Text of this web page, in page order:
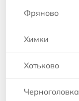
Фряново
Химки
Хотьково
Черноголовка